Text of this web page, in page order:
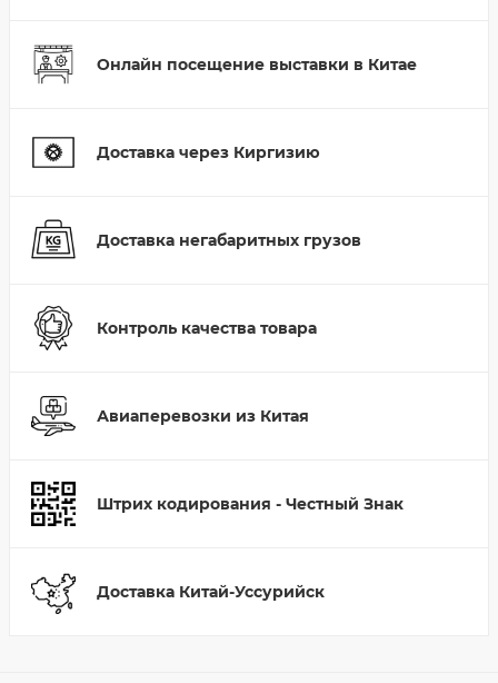
Онлайн посещение выставки в Китае
Доставка через Киргизию
Доставка негабаритных грузов
Контроль качества товара
Авиаперевозки из Китая
Штрих кодирования - Честный Знак
Доставка Китай-Уссурийск